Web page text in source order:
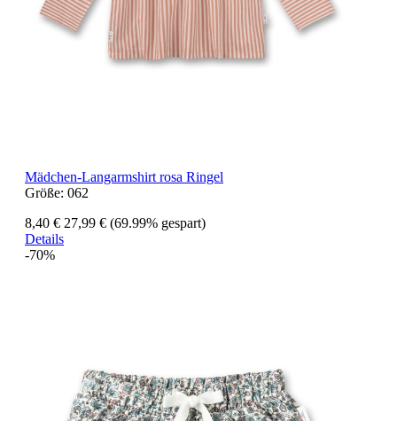
Mädchen-Langarmshirt rosa Ringel
Größe: 062
8,40 € 27,99 € (69.99% gespart)
Details
-70%